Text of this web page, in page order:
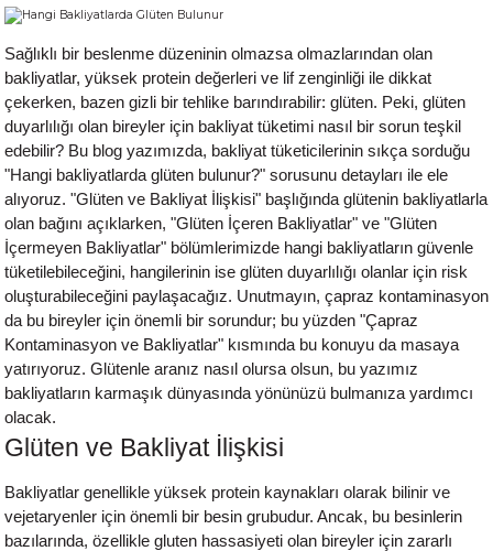
Sağlıklı bir beslenme düzeninin olmazsa olmazlarından olan
bakliyatlar, yüksek protein değerleri ve lif zenginliği ile dikkat
çekerken, bazen gizli bir tehlike barındırabilir: glüten. Peki, glüten
duyarlılığı olan bireyler için bakliyat tüketimi nasıl bir sorun teşkil
edebilir? Bu blog yazımızda, bakliyat tüketicilerinin sıkça sorduğu
"Hangi bakliyatlarda glüten bulunur?" sorusunu detayları ile ele
alıyoruz. "Glüten ve Bakliyat İlişkisi" başlığında glütenin bakliyatlarla
olan bağını açıklarken, "Glüten İçeren Bakliyatlar" ve "Glüten
İçermeyen Bakliyatlar" bölümlerimizde hangi bakliyatların güvenle
tüketilebileceğini, hangilerinin ise glüten duyarlılığı olanlar için risk
oluşturabileceğini paylaşacağız. Unutmayın, çapraz kontaminasyon
da bu bireyler için önemli bir sorundur; bu yüzden "Çapraz
Kontaminasyon ve Bakliyatlar" kısmında bu konuyu da masaya
yatırıyoruz. Glütenle aranız nasıl olursa olsun, bu yazımız
bakliyatların karmaşık dünyasında yönünüzü bulmanıza yardımcı
olacak.
Glüten ve Bakliyat İlişkisi
Bakliyatlar genellikle yüksek protein kaynakları olarak bilinir ve
vejetaryenler için önemli bir besin grubudur. Ancak, bu besinlerin
bazılarında, özellikle gluten hassasiyeti olan bireyler için zararlı